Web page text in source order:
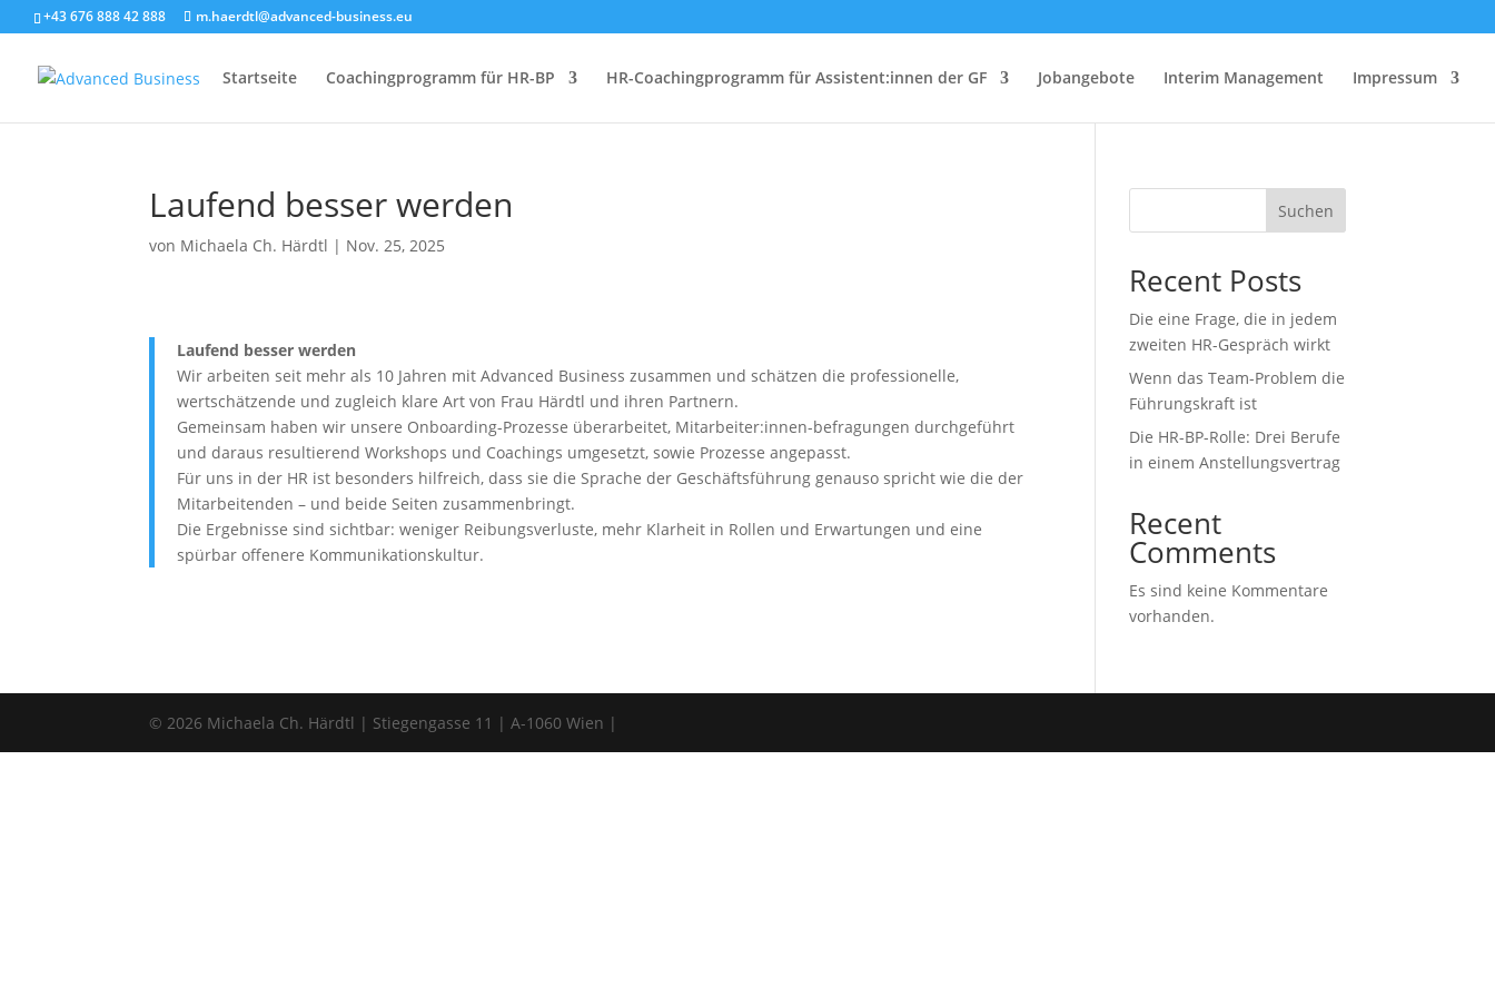
+43 676 888 42 888 m.haerdtl@advanced-business.eu
Startseite Coachingprogramm für HR-BP HR-Coachingprogramm für Assistent:innen der GF Jobangebote Interim Management Impressum
Laufend besser werden
von Michaela Ch. Härdtl | Nov. 25, 2025
Laufend besser werden
Wir arbeiten seit mehr als 10 Jahren mit Advanced Business zusammen und schätzen die professionelle,
wertschätzende und zugleich klare Art von Frau Härdtl und ihren Partnern.
Gemeinsam haben wir unsere Onboarding-Prozesse überarbeitet, Mitarbeiter:innen-befragungen durchgeführt
und daraus resultierend Workshops und Coachings umgesetzt, sowie Prozesse angepasst.
Für uns in der HR ist besonders hilfreich, dass sie die Sprache der Geschäftsführung genauso spricht wie die der
Mitarbeitenden – und beide Seiten zusammenbringt.
Die Ergebnisse sind sichtbar: weniger Reibungsverluste, mehr Klarheit in Rollen und Erwartungen und eine
spürbar offenere Kommunikationskultur.
Suchen
Recent Posts
Die eine Frage, die in jedem
zweiten HR-Gespräch wirkt
Wenn das Team-Problem die
Führungskraft ist
Die HR-BP-Rolle: Drei Berufe
in einem Anstellungsvertrag
Recent
Comments
Es sind keine Kommentare
vorhanden.
© 2026 Michaela Ch. Härdtl | Stiegengasse 11 | A-1060 Wien |